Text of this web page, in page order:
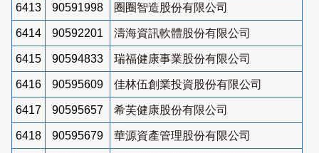
6413 90591998 圈圈智造股份有限公司
6414 90592201 濤海資訊軟體股份有限公司
6415 90594833 瑞福健康事業股份有限公司
6416 90595609 佳林伍創業投資股份有限公司
6417 90595657 希芙健康股份有限公司
6418 90595679 華源資產管理股份有限公司